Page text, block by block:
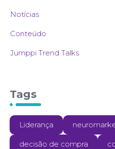
Notícias
Conteúdo
Jumppi Trend Talks
Tags
Liderança
decisão de compra